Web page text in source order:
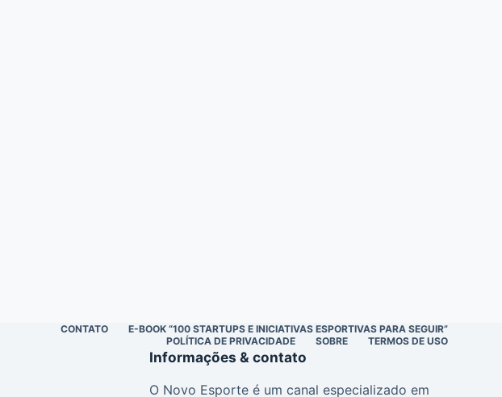
CONTATO
E-BOOK “100 STARTUPS E INICIATIVAS ESPORTIVAS PARA SEGUIR”
POLÍTICA DE PRIVACIDADE
SOBRE TERMOS DE USO
Informações & contato
O Novo Esporte é um canal especializado em